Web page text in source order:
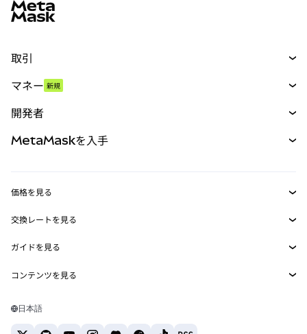
取引
パーペチュアル
RWA
マネー 新規
開発者
MetaMask Connect
Snaps
Web3サービス
MetaMaskを入手
セキュリティ
サポート
キャリア
お問い合わせ
価格を見る
イーサリアムの価格
Solanaの価格
Tetherの価格
交換レートを見る
ETH→USD
USDT→INR
BTC→INR
ガイドを見る
ETHの購入
コンテンツを見る
Solanaウォレット
日本語